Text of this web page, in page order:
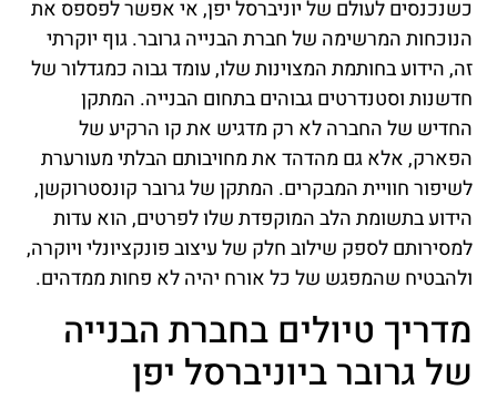
כשנכנסים לעולם של יוניברסל יפן, אי אפשר לפספס את
הנוכחות המרשימה של חברת הבנייה גרובר. גוף יוקרתי
זה, הידוע בחותמת המצוינות שלו, עומד גבוה כמגדלור של
חדשנות וסטנדרטים גבוהים בתחום הבנייה. המתקן
החדיש של החברה לא רק מדגיש את קו הרקיע של
הפארק, אלא גם מהדהד את מחויבותם הבלתי מעורערת
לשיפור חוויית המבקרים. המתקן של גרובר קונסטרוקשן,
הידוע בתשומת הלב המוקפדת שלו לפרטים, הוא עדות
למסירותם לספק שילוב חלק של עיצוב פונקציונלי ויוקרה,
ולהבטיח שהמפגש של כל אורח יהיה לא פחות ממדהים.
מדריך טיולים בחברת הבנייה
של גרובר ביוניברסל יפן